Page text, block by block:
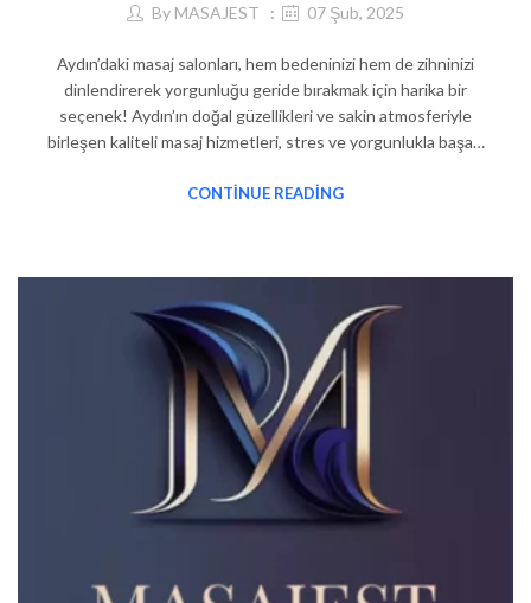
By MASAJEST 07 Şub, 2025
Aydın’daki masaj salonları, hem bedeninizi hem de zihninizi
dinlendirerek yorgunluğu geride bırakmak için harika bir
seçenek! Aydın’ın doğal güzellikleri ve sakin atmosferiyle
birleşen kaliteli masaj hizmetleri, stres ve yorgunlukla başa…
CONTINUE READING